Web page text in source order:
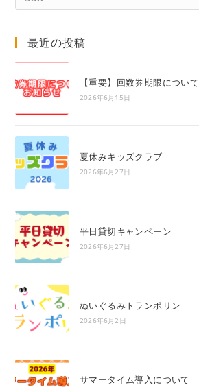
最近の投稿
【重要】回数券期限について
2026年6月15日
夏休みキッズクラブ
2026年6月27日
平日貸切キャンペーン
2026年6月27日
ぬいぐるみトランポリン
2026年6月2日
サマータイム導入について